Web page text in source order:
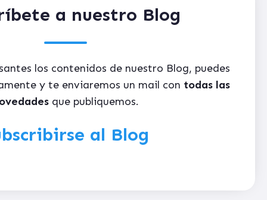
a nuestro Blog
los contenidos de nuestro Blog, puedes
y te enviaremos un mail con todas las
que publiquemos.
al Blog